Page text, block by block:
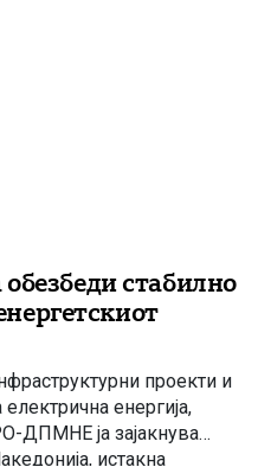
стабилно
проекти и
енергија,
ДПМНЕ ја зајакнува
истакна